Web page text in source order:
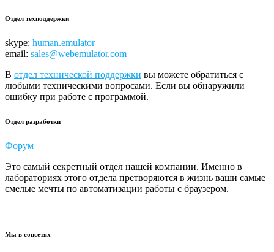
Отдел техподдержки
skype: human.emulator
email: sales@webemulator.com
В отдел технической поддержки вы можете обратиться с
любыми техническими вопросами. Если вы обнаружили
ошибку при работе с программой.
Отдел разработки
Форум
Это самый секретный отдел нашей компании. Именно в
лабораториях этого отдела претворяются в жизнь ваши самые
смелые мечты по автоматизации работы с браузером.
Мы в соцсетях